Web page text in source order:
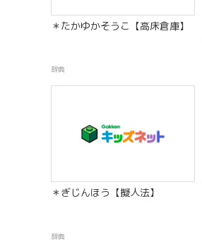
＊たかゆかそうこ【高床倉庫】
辞典
＊ぎじんほう【擬人法】
辞典